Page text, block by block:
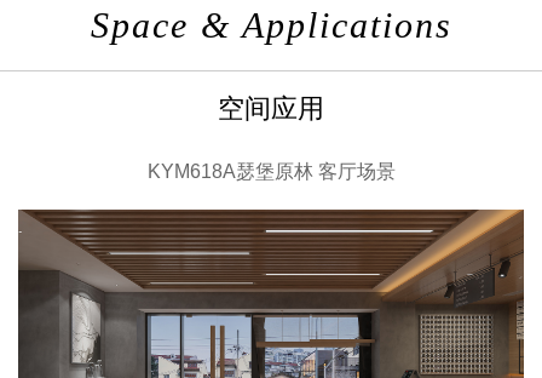
Space & Applications
空间应用
KYM618A瑟堡原林 客厅场景